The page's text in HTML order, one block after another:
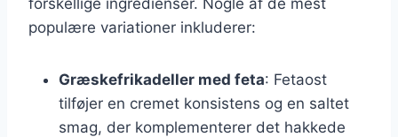
populære variationer inkluderer:
Græskefrikadeller med feta: Fetaost
tilføjer en cremet konsistens og en saltet
smag, der komplementerer det hakkede